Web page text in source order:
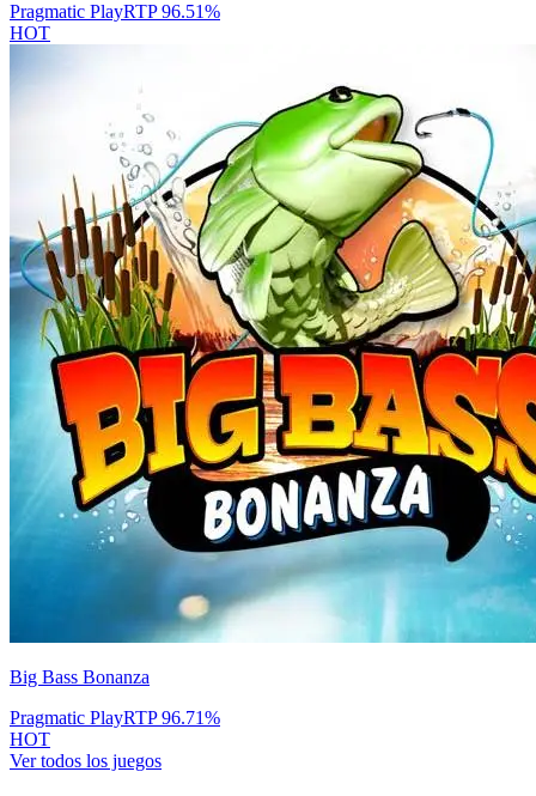
Pragmatic PlayRTP96.51%
HOT
Big Bass Bonanza
Pragmatic PlayRTP96.71%
HOT
Ver todos los juegos